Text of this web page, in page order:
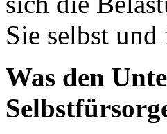
Sie selbst und
Was den